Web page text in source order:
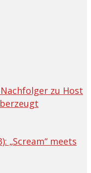
Nachfolger zu Host
„Scream“ meets